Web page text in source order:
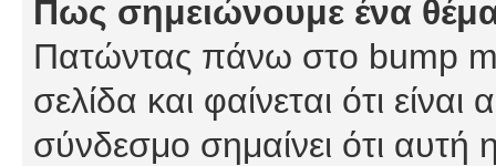
Πως σημειώνουμε ένα
Πατώντας πάνω στο bump
σελίδα και φαίνεται ότι
σύνδεσμο σημαίνει ότι αυτή